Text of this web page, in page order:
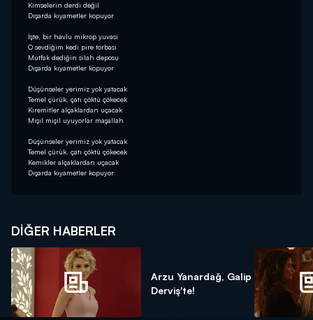
Kimselerin derdi değil
Dışarda kıyametler kopuyor
İşte, bir havlu mikrop yuvası
O sevdiğim kedi pire torbası
Mutfak dediğin silah deposu
Dışarda kıyametler kopuyor
Düşünseler yerimiz yok yatacak
Temel çürük, çatı çöktü çökecek
Kiremitler alçaklardan uçacak
Mışıl mışıl uyuyorlar maşallah
Düşünseler yerimiz yok yatacak
Temel çürük, çatı çöktü çökecek
Kemikler alçaklardan uçacak
Dışarda kıyametler kopuyor
DIĞER HABERLER
Arzu Yanardağ, Galip
Derviş'te!